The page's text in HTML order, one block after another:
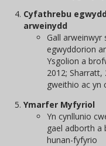
Cyfathrebu
arweinydd
Gall arweinwyr
egwyddorion
Ysgolion a
2012;
gweithio ac yn
Ymarfer Myfyriol
Yn cynllunio
gael adborth a
hunan-fyfyrio